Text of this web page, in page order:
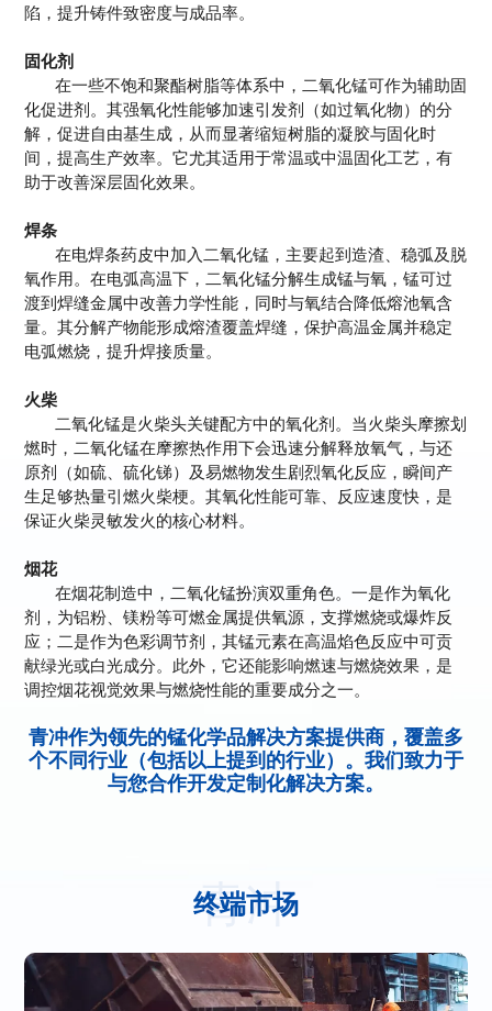
陷，提升铸件致密度与成品率。
固化剂
在一些不饱和聚酯树脂等体系中，二氧化锰可作为辅助固
化促进剂。其强氧化性能够加速引发剂（如过氧化物）的分
解，促进自由基生成，从而显著缩短树脂的凝胶与固化时
间，提高生产效率。它尤其适用于常温或中温固化工艺，有
助于改善深层固化效果。
焊条
在电焊条药皮中加入二氧化锰，主要起到造渣、稳弧及脱
氧作用。在电弧高温下，二氧化锰分解生成锰与氧，锰可过
渡到焊缝金属中改善力学性能，同时与氧结合降低熔池氧含
量。其分解产物能形成熔渣覆盖焊缝，保护高温金属并稳定
电弧燃烧，提升焊接质量。
火柴
二氧化锰是火柴头关键配方中的氧化剂。当火柴头摩擦划
燃时，二氧化锰在摩擦热作用下会迅速分解释放氧气，与还
原剂（如硫、硫化锑）及易燃物发生剧烈氧化反应，瞬间产
生足够热量引燃火柴梗。其氧化性能可靠、反应速度快，是
保证火柴灵敏发火的核心材料。
烟花
在烟花制造中，二氧化锰扮演双重角色。一是作为氧化
剂，为铝粉、镁粉等可燃金属提供氧源，支撑燃烧或爆炸反
应；二是作为色彩调节剂，其锰元素在高温焰色反应中可贡
献绿光或白光成分。此外，它还能影响燃速与燃烧效果，是
调控烟花视觉效果与燃烧性能的重要成分之一。
青冲作为领先的锰化学品解决方案提供商，覆盖多
个不同行业（包括以上提到的行业）。我们致力于
与您合作开发定制化解决方案。
青冲
终端市场